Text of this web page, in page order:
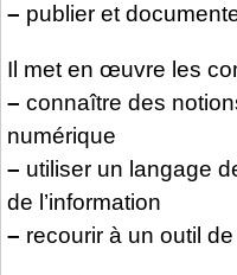
– publier et
Il met en œuvre les
– connaître des
numérique
– utiliser un langage
de l’information
– recourir à un outil